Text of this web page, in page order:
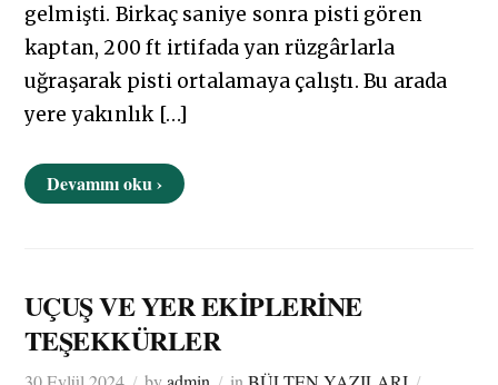
gelmişti. Birkaç saniye sonra pisti gören
kaptan, 200 ft irtifada yan rüzgârlarla
uğraşarak pisti ortalamaya çalıştı. Bu arada
yere yakınlık […]
Devamını oku ›
UÇUŞ VE YER EKİPLERİNE
TEŞEKKÜRLER